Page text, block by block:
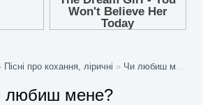
Пісні про кохання, ліричні » Чи любиш мене?
любиш мене?